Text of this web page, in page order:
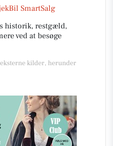
SmartSalg
historik, restgæld,
ved at besøge
kilder, herunder